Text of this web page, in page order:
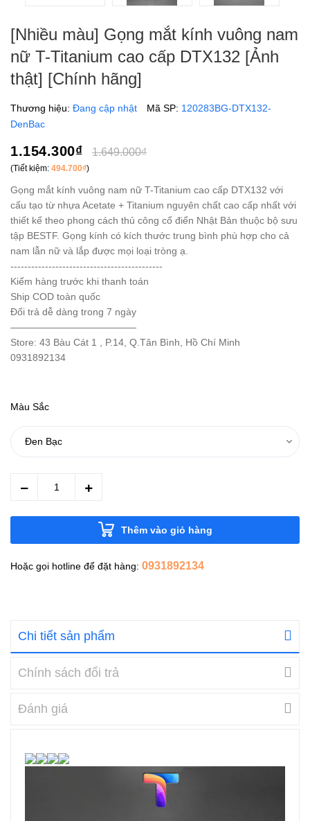
[Nhiều màu] Gọng mắt kính vuông nam
nữ T-Titanium cao cấp DTX132 [Ảnh
thật] [Chính hãng]
Thương hiệu: Đang cập nhật Mã SP: 120283BG-DTX132-
DenBac
1.154.300₫ 1.649.000₫
(Tiết kiệm: 494.700₫)
Gọng mắt kính vuông nam nữ T-Titanium cao cấp DTX132 với
cấu tạo từ nhựa Acetate + Titanium nguyên chất cao cấp nhất với
thiết kế theo phong cách thủ công cổ điển Nhật Bản thuộc bộ sưu
tập BESTF. Gọng kính có kích thước trung bình phù hợp cho cả
nam lẫn nữ và lắp được mọi loại tròng ạ.
--------------------------------------------
Kiểm hàng trước khi thanh toán
Ship COD toàn quốc
Đổi trả dễ dàng trong 7 ngày
—————————————
Store: 43 Bàu Cát 1 , P.14, Q.Tân Bình, Hồ Chí Minh
0931892134
Màu Sắc
Thêm vào giỏ hàng
Hoặc gọi hotline để đặt hàng: 0931892134
Chi tiết sản phẩm
Chính sách đổi trả
Đánh giá